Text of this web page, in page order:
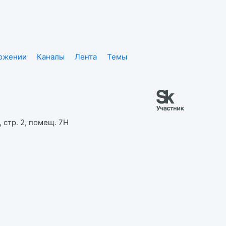
Каналы Лента
Темы
стр. 2, помещ. 7Н